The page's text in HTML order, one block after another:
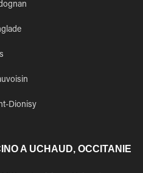
Dionisy
A UCHAUD, OCCITANIE